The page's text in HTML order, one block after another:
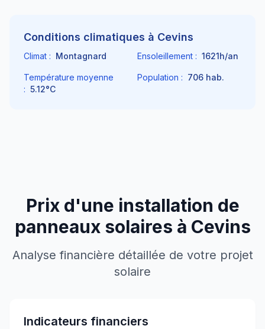
Conditions climatiques à Cevins
Climat : Montagnard Ensoleillement : 1621h/an
Température moyenne
: 5.12°C
Population : 706 hab.
Prix d'une installation de
panneaux solaires à Cevins
Analyse financière détaillée de votre projet
solaire
Indicateurs financiers